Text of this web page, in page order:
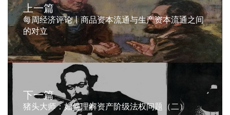
上一篇
每周经济评论丨商品资本流通与生产资本流通之间
的对立
下一篇
猪头大师：如何理解资产阶级法权问题（二）